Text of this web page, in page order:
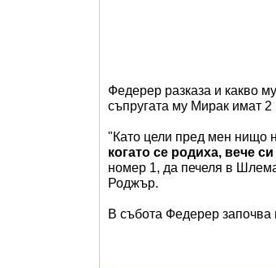
Федерер разказа и какво
съпругата му Мирак имат 2
"Като цели пред мен нищо
когато се родиха, вече
номер 1, да печеля в
Роджър.
В събота Федерер започва